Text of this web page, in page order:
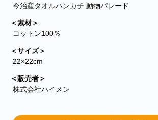
今治産タオルハンカチ 動物パレード
＜素材＞
コットン100％
＜サイズ＞
22×22cm
＜販売者＞
株式会社ハイメン